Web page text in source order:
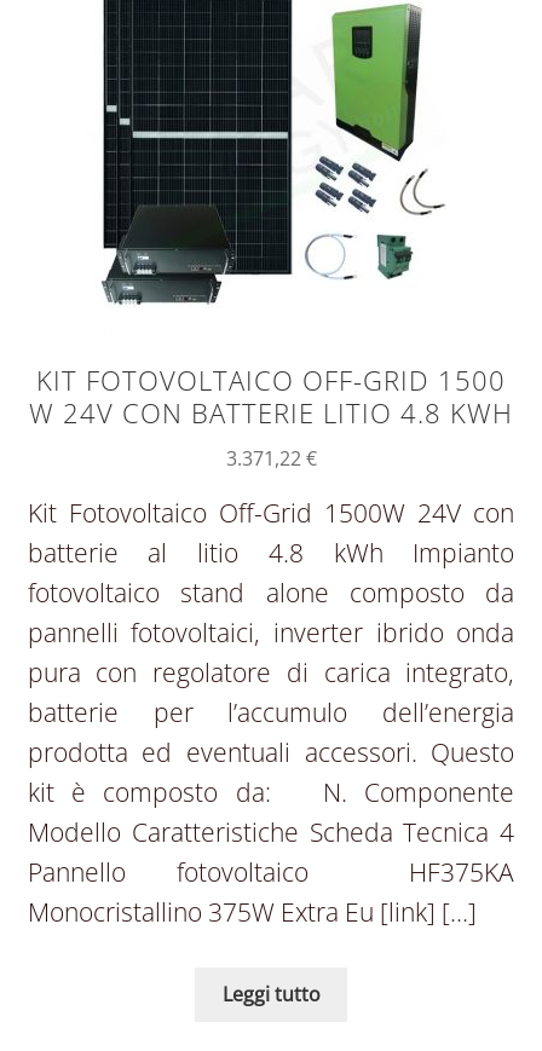
KIT FOTOVOLTAICO OFF-GRID 1500
W 24V CON BATTERIE LITIO 4.8 KWH
3.371,22€
Kit Fotovoltaico Off-Grid 1500W 24V con
batterie al litio 4.8 kWh Impianto
fotovoltaico stand alone composto da
pannelli fotovoltaici, inverter ibrido onda
pura con regolatore di carica integrato,
batterie per l’accumulo dell’energia
prodotta ed eventuali accessori. Questo
kit è composto da: N. Componente
Modello Caratteristiche Scheda Tecnica 4
Pannello fotovoltaico HF375KA
Monocristallino 375W Extra Eu [link] […]
Leggi tutto